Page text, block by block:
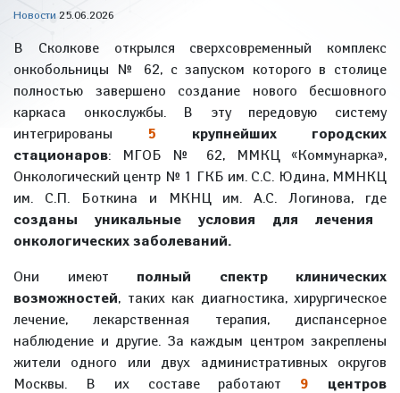
Новости 25.06.2026
В Сколкове открылся сверхсовременный комплекс
онкобольницы № 62, с запуском которого в столице
полностью завершено создание нового бесшовного
каркаса онкослужбы. В эту передовую систему
интегрированы 5
крупнейших городских
стационаров: МГОБ № 62, ММКЦ «Коммунарка»,
Онкологический центр № 1 ГКБ им. С.С. Юдина, ММНКЦ
им. С.П. Боткина и МКНЦ им. А.С. Логинова, где
созданы уникальные условия для лечения
онкологических заболеваний.
Они имеют полный спектр клинических
возможностей, таких как диагностика, хирургическое
лечение, лекарственная терапия, диспансерное
наблюдение и другие. За каждым центром закреплены
жители одного или двух административных округов
Москвы. В их составе работают 9
центров